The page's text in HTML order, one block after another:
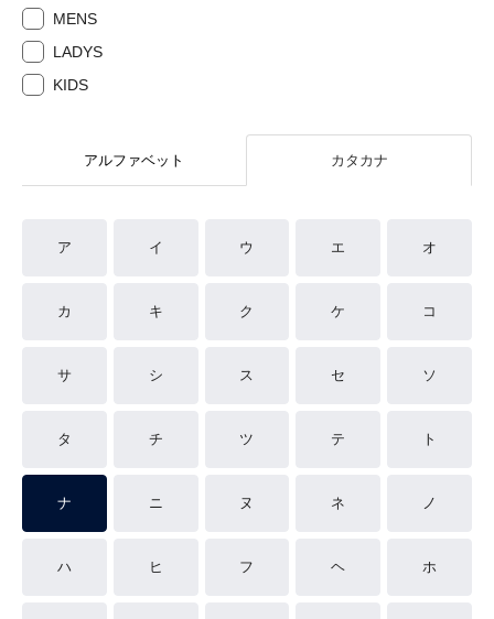
MENS
LADYS
KIDS
アルファベット カタカナ
ア イ ウ エ オ
カ キ ク ケ コ
サ シ ス セ ソ
タ チ ツ テ ト
ナ ニ ヌ ネ ノ
ハ ヒ フ ヘ ホ